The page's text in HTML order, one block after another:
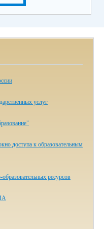
услуг
доступа к образовательным
ресурсов